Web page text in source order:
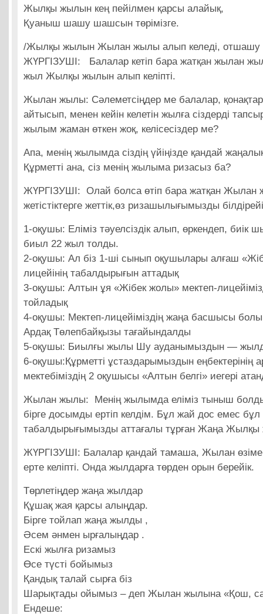
Жылқы жылын кең пейілмен қарсы алайық,
Қуаныш шашу шашсын төрімізге.
/Жылқы жылын Жылан жылы алып келеді, отшашу
ЖҮРГІЗУШІ: Балалар кетіп бара жатқан жылан
жыл Жылқы жылын алып келіпті.
Жылан жылы: Сәлеметсіңдер ме балалар,
айтысып, менен кейін келетін жылға сіздерді
жылым жаман өткен жоқ, келісесіздер ме?
Апа, менің жылымда сіздің үйіңізде қандай
Құрметті ана, сіз менің жылыма ризасыз ба?
ЖҮРГІЗУШІ: Олай болса өтіп бара жатқан Жылан
жетістіктерге жеттік,өз ризашылығымызды
1-оқушы: Еліміз тәуелсіздік алып, өркендеп, биік
биыл 22 жыл толды.
2-оқушы: Ал біз 1-ші сынып оқушылары алғаш
лицейінің табалдырығын аттадық
3-оқушы: Алтын ұя «Жібек жолы» мектеп-
тойладық
4-оқушы: Мектеп-лицейіміздің жаңа басшысы
Ардақ Төлепбайқызы тағайындалды
5-оқушы: Биылғы жылы Шу ауданымыздын —
6-оқушы:Құрметті ұстаздарымыздын еңбектерінің
мектебіміздің 2 оқушысы «Алтын белгі» иегері
Жылан жылы: Менің жылымда еліміз тыныш
бірге досымды ертіп келдім. Бұл жай дос емес
табалдырығымызды аттағалы тұрған Жаңа
ЖҮРГІЗУШІ: Балалар қандай тамаша, Жылан
ерте келіпті. Онда жылдарға төрден орын берейік.
Төрлетіңдер жаңа жылдар
Құшақ жая қарсы алыңдар.
Бірге тойлап жаңа жылды ,
Әсем әнмен ырғалыңдар .
Ескі жылға ризамыз
Өсе түсті бойымыз
Қандық талай сырға біз
Шарықтады ойымыз – деп Жылан жылына «Қош,
Ендеше: